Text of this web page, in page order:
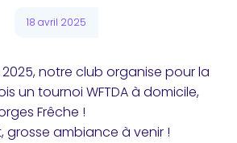
18 avril 2025
2025, notre club organise pour la
un tournoi WFTDA à domicile,
Frêche !
grosse ambiance à venir !